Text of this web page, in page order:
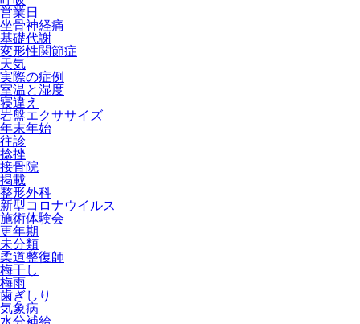
営業日
坐骨神経痛
基礎代謝
変形性関節症
天気
実際の症例
室温と湿度
寝違え
岩盤エクササイズ
年末年始
往診
捻挫
接骨院
掲載
整形外科
新型コロナウイルス
施術体験会
更年期
未分類
柔道整復師
梅干し
梅雨
歯ぎしり
気象病
水分補給